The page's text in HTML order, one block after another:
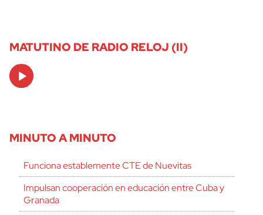
MATUTINO DE RADIO RELOJ (II)
Audio
Player
MINUTO A MINUTO
Funciona establemente CTE de Nuevitas
Impulsan cooperación en educación entre Cuba y
Granada